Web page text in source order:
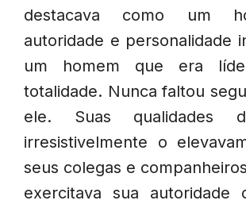
destacava como um
autoridade e personalidade
um homem que era
totalidade. Nunca faltou
ele. Suas qualidades
irresistivelmente o
seus colegas e
exercitava sua autoridade